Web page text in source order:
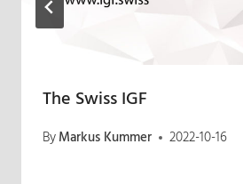
The Swiss IGF
ByMarkus Kummer 2022-10-16